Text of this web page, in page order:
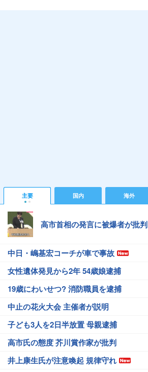
主要 国内 海外
高市首相の発言に被爆者が批判
中日・嶋基宏コーチが車で事故
女性遺体発見から2年 54歳娘逮捕
19歳にわいせつ? 消防職員を逮捕
中止の花火大会 主催者が説明
子ども3人を2日半放置 母親逮捕
高市氏の態度 芥川賞作家が批判
井上康生氏が注意喚起 規律守れ